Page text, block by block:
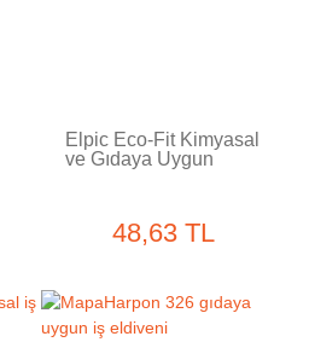
Elpic Eco-Fit Kimyasal
ve Gıdaya Uygun
48,63 TL